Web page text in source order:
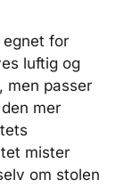
for
luftig og
men passer
mer
mister
om stolen